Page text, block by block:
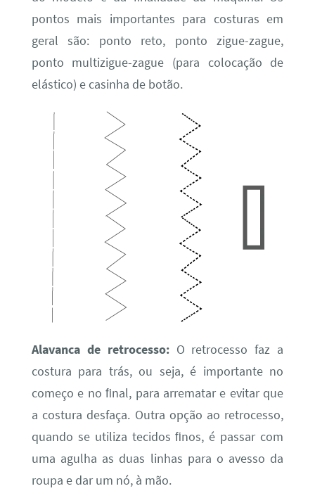
pontos mais importantes para costuras em
geral são: ponto reto, ponto zigue-zague,
ponto multizigue-zague (para colocação de
elástico) e casinha de botão.
Alavanca de retrocesso:O retrocesso faz a
costura para trás, ou seja, é importante no
começo e no ﬁnal, para arrematar e evitar que
a costura desfaça. Outra opção ao retrocesso,
quando se utiliza tecidos ﬁnos, é passar com
uma agulha as duas linhas para o avesso da
roupa e dar um nó, à mão.